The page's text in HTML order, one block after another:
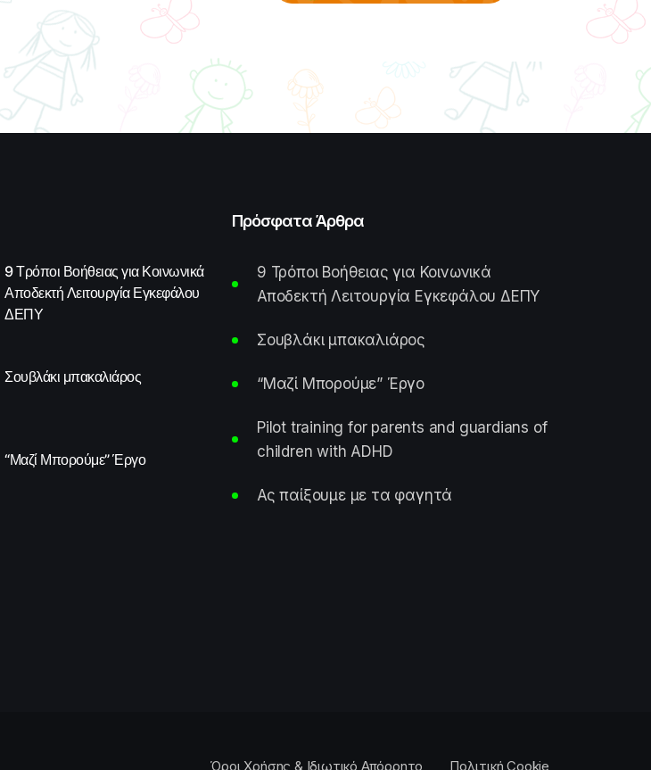
9 Τρόποι Βοήθειας για Κοινωνικά
Αποδεκτή Λειτουργία Εγκεφάλου
ΔΕΠΥ
Σουβλάκι μπακαλιάρος
“Μαζί Μπορούμε” Έργο
Πρόσφατα Άρθρα
9 Τρόποι Βοήθειας για Κοινωνικά
Αποδεκτή Λειτουργία Εγκεφάλου ΔΕΠΥ
Σουβλάκι μπακαλιάρος
“Μαζί Μπορούμε” Έργο
Pilot training for parents and guardians of
children with ADHD
Ας παίξουμε με τα φαγητά
Όροι Χρήσης & Ιδιωτικό Απόρρητο Πολιτική Cookie